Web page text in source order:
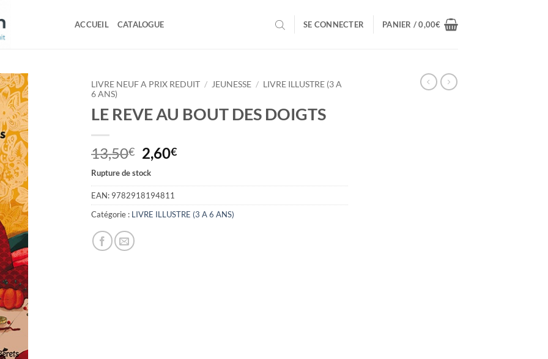
ACCUEIL CATALOGUE SE CONNECTER PANIER /0,00€
LIVRE NEUF A PRIX REDUIT / JEUNESSE / LIVRE ILLUSTRE (3 A
6 ANS)
LE REVE AU BOUT DES DOIGTS
13,50€ Le
prix
initial
était :
13,50€.
2,60€Le
actuel
2,60€.
Rupture de stock
EAN: 9782918194811
Catégorie : LIVRE ILLUSTRE (3 A 6 ANS)